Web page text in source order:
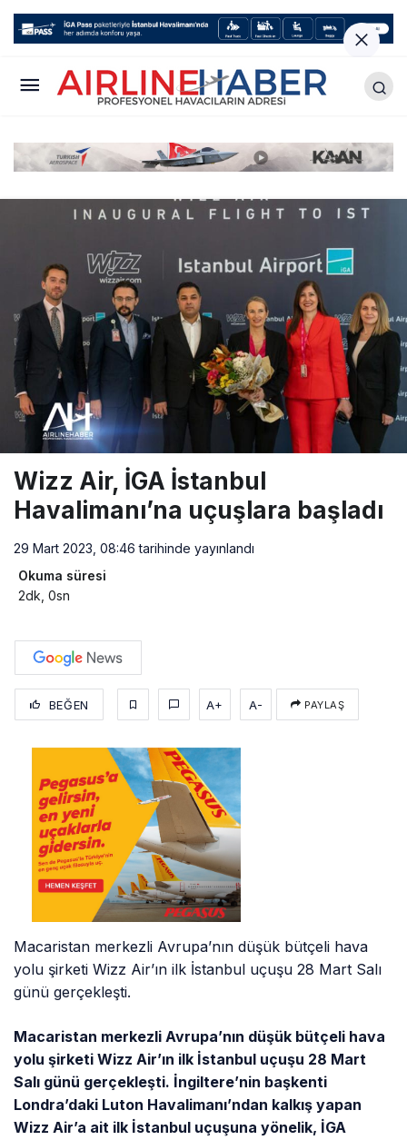
Wizz Air, İGA İstanbul
Havalimanı’na uçuşlara başladı
29 Mart 2023, 08:46 tarihinde yayınlandı
Okuma süresi
2dk, 0sn
BEĞEN A+ A- PAYLAŞ
Macaristan merkezli Avrupa’nın düşük bütçeli hava
yolu şirketi Wizz Air’ın ilk İstanbul uçuşu 28 Mart Salı
günü gerçekleşti.
Macaristan merkezli Avrupa’nın düşük bütçeli hava
yolu şirketi Wizz Air’ın ilk İstanbul uçuşu 28 Mart
Salı günü gerçekleşti. İngiltere’nin başkenti
Londra’daki Luton Havalimanı’ndan kalkış yapan
Wizz Air’a ait ilk İstanbul uçuşuna yönelik, İGA